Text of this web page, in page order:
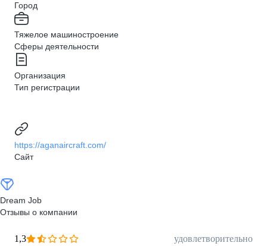
Город
Тяжелое машиностроение
Сферы деятельности
Организация
Тип регистрации
https://aganaircraft.com/
Сайт
Dream Job
Отзывы о компании
1,3
удовлетворительно